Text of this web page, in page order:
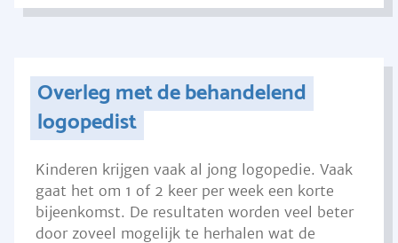
Overleg met de behandelend
logopedist
Kinderen krijgen vaak al jong logopedie. Vaak
gaat het om 1 of 2 keer per week een korte
bijeenkomst. De resultaten worden veel beter
door zoveel mogelijk te herhalen wat de